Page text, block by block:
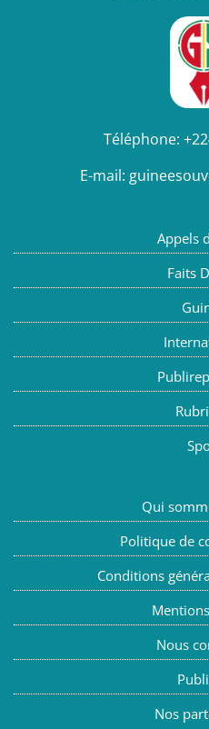
Téléphone:
E-mail:
Appels
Faits
Qui
Politique de
Conditions
Nous
Nos